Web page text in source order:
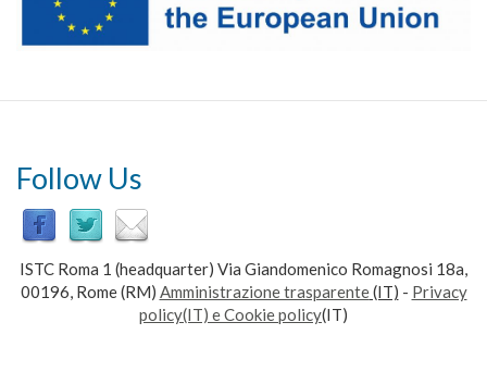
Follow Us
ISTC Roma 1 (headquarter) Via Giandomenico Romagnosi 18a,
00196, Rome (RM) Amministrazione trasparente(IT) - Privacy
policy(IT) e Cookie policy(IT)